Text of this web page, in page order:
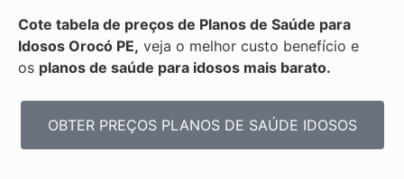
Cote tabela de preços de Planos de Saúde para
Idosos Orocó PE, veja o melhor custo benefício e
os planos de saúde para idosos mais barato.
OBTER PREÇOS PLANOS DE SAÚDE IDOSOS